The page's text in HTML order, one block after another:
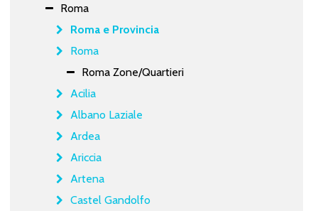
Roma
Roma e Provincia
Roma
Roma Zone/Quartieri
Acilia
Albano Laziale
Ardea
Ariccia
Artena
Castel Gandolfo